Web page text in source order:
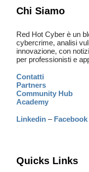
Chi Siamo
Red Hot Cyber è un
cybercrime, analisi
innovazione, con
per professionisti e
Contatti
Partners
Community Hub
Academy
Linkedin – Facebook
Quicks Links